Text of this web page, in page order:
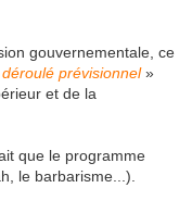
gouvernementale, ce
déroulé prévisionnel »
et de la
que le programme
le barbarisme...).